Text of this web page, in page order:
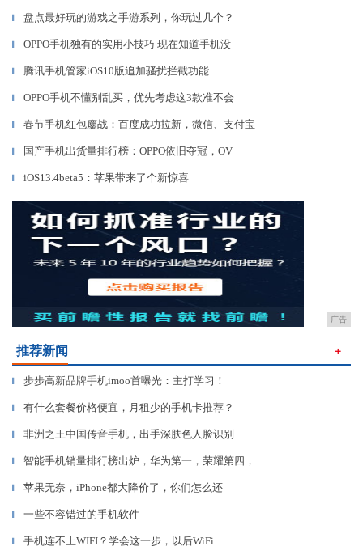
▎ 盘点最好玩的游戏之手游系列，你玩过几个？
▎ OPPO手机独有的实用小技巧 现在知道手机没
▎ 腾讯手机管家iOS10版追加骚扰拦截功能
▎ OPPO手机不懂别乱买，优先考虑这3款准不会
▎ 春节手机红包鏖战：百度成功拉新，微信、支付宝
▎ 国产手机出货量排行榜：OPPO依旧夺冠，OV
▎ iOS13.4beta5：苹果带来了个新惊喜
广告
推荐新闻 ＋
▎ 步步高新品牌手机imoo首曝光：主打学习！
▎ 有什么套餐价格便宜，月租少的手机卡推荐？
▎ 非洲之王中国传音手机，出手深肤色人脸识别
▎ 智能手机销量排行榜出炉，华为第一，荣耀第四，
▎ 苹果无奈，iPhone都大降价了，你们怎么还
▎ 一些不容错过的手机软件
▎ 手机连不上WIFI？学会这一步，以后WiFi